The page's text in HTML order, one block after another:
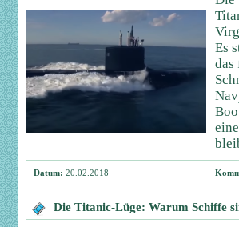
Es
das
Datum: 20.02.2018
Die Titanic-Lüge: Warum Schiffe